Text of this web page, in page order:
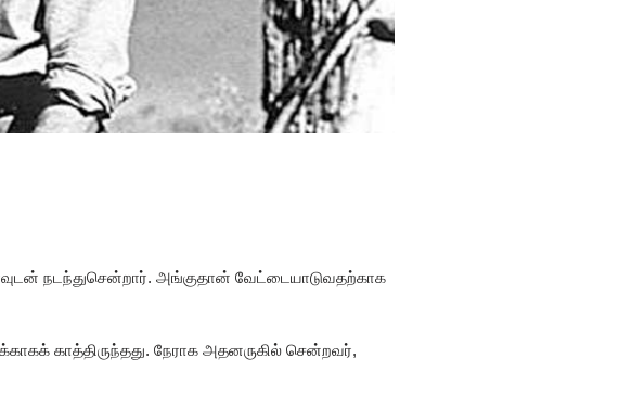
நடந்துசென்றார். அங்குதான் வேட்டையாடுவதற்காக
காத்திருந்தது. நேராக அதனருகில் சென்றவர்,